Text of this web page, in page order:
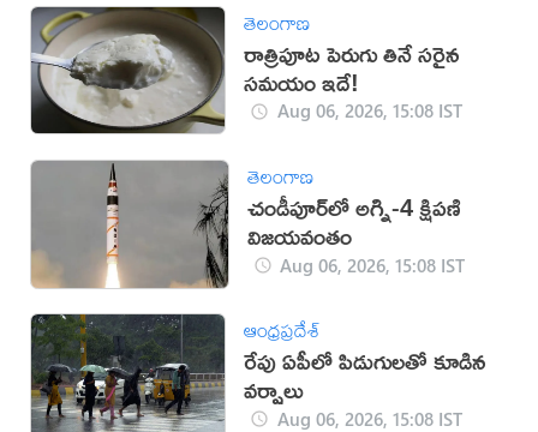
తెలంగాణ
రాత్రిపూట పెరుగు తినే సరైన
సమయం ఇదే!
Aug 06, 2026, 15:08 IST
తెలంగాణ
చండీపూర్‌లో అగ్ని-4 క్షిపణి
విజయవంతం
Aug 06, 2026, 15:08 IST
ఆంధ్రప్రదేశ్
రేపు ఏపీలో పిడుగులతో కూడిన
వర్షాలు
Aug 06, 2026, 15:08 IST